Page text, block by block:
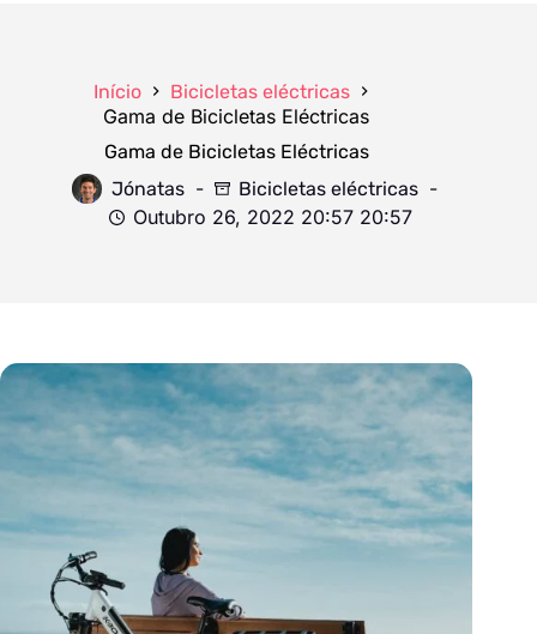
Início Bicicletas eléctricas
Gama de Bicicletas Eléctricas
Gama de Bicicletas Eléctricas
Jónatas
Bicicletas eléctricas
Outubro 26, 2022 20:57 20:57